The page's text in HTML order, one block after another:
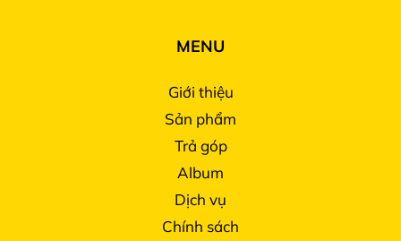
MENU
Giới thiệu
Sản phẩm
Trả góp
Album
Dịch vụ
Chính sách